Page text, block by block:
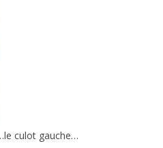
culot gauche…